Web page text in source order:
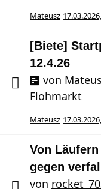
Mateusz
[Biete]
12.4.26
von
Flohmarkt
Mateusz
Von
gegen
von